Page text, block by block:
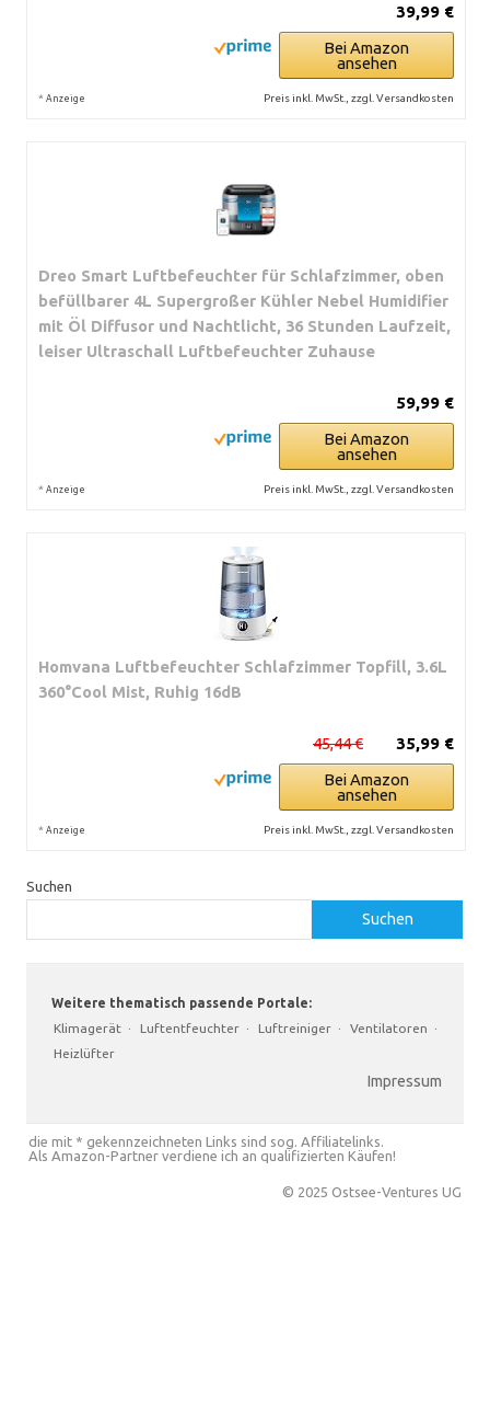
39,99 €
Bei Amazon
ansehen
* Anzeige Preis inkl. MwSt., zzgl. Versandkosten
Dreo Smart Luftbefeuchter für Schlafzimmer, oben
befüllbarer 4L Supergroßer Kühler Nebel Humidifier
mit Öl Diffusor und Nachtlicht, 36 Stunden Laufzeit,
leiser Ultraschall Luftbefeuchter Zuhause
59,99 €
Bei Amazon
ansehen
* Anzeige Preis inkl. MwSt., zzgl. Versandkosten
Homvana Luftbefeuchter Schlafzimmer Topfill, 3.6L
360°Cool Mist, Ruhig 16dB
35,99 €
45,44 €
Bei Amazon
ansehen
* Anzeige Preis inkl. MwSt., zzgl. Versandkosten
Suchen
Suchen
Weitere thematisch passende Portale:
Klimagerät · Luftentfeuchter · Luftreiniger · Ventilatoren ·
Heizlüfter
Impressum
die mit * gekennzeichneten Links sind sog. Affiliatelinks.
Als Amazon-Partner verdiene ich an qualifizierten Käufen!
© 2025 Ostsee-Ventures UG